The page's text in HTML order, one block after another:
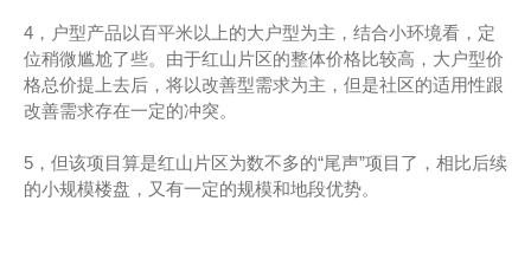
4，户型产品以百平米以上的大户型为主，结合小环境看，定
位稍微尴尬了些。由于红山片区的整体价格比较高，大户型价
格总价提上去后，将以改善型需求为主，但是社区的适用性跟
改善需求存在一定的冲突。
5，但该项目算是红山片区为数不多的“尾声”项目了，相比后续
的小规模楼盘，又有一定的规模和地段优势。